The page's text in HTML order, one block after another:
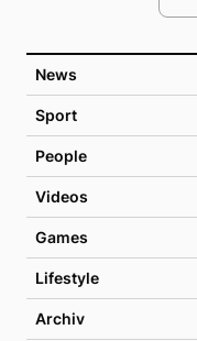
News
Sport
People
Videos
Games
Lifestyle
Archiv